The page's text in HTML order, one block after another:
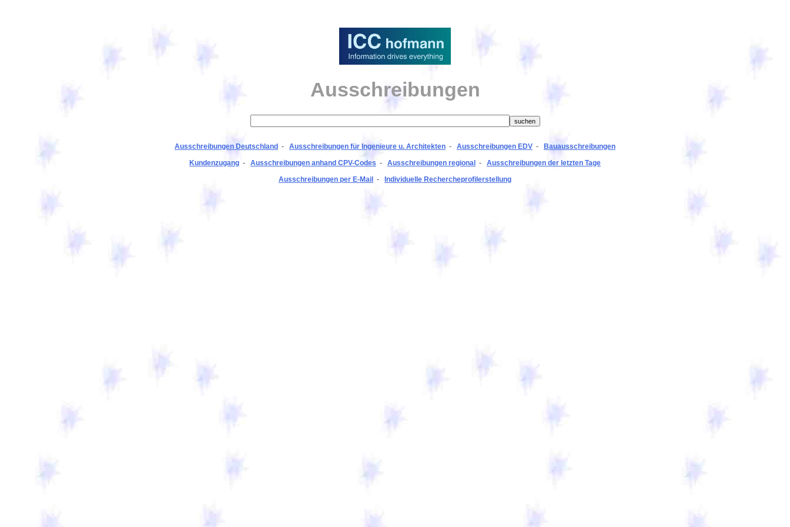
Ausschreibungen
Ausschreibungen Deutschland - Ausschreibungen für Ingenieure u. Architekten - Ausschreibungen EDV - Bauausschreibungen
Kundenzugang - Ausschreibungen anhand CPV-Codes - Ausschreibungen regional - Ausschreibungen der letzten Tage
Ausschreibungen per E-Mail - Individuelle Rechercheprofilerstellung